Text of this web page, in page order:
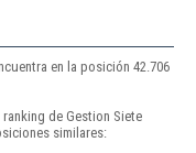
en la posición 42.706
de Gestion Siete
similares: